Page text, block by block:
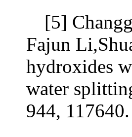
[5]
Fajun
hydroxides
water
944, 117640.